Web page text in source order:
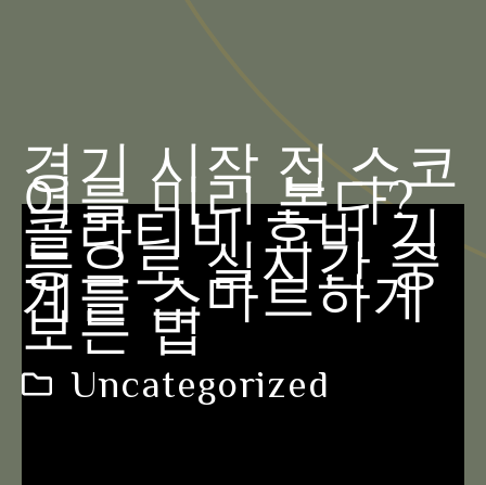
경기 시작 전 스코
어를 미리 본다?
콜라티비 호버 기
능으로 실시간 중
계를 스마트하게
보는 법
Uncategorized